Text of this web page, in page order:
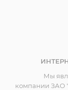
Мы
компании ЗАО